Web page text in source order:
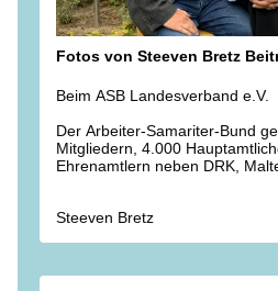
Fotos von Steeven Bretz
Beim ASB Landesverband e.V.
Der Arbeiter-Samariter-Bund
Mitgliedern, 4.000
Ehrenamtlern neben DRK,
über Pflege, Gesundheit,
Steeven Bretz